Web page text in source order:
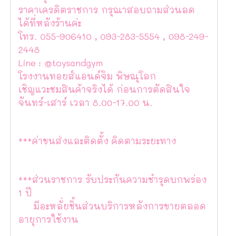
ราคาเครดิตราชการ กรุณาสอบถามส่วนลด
ได้ที่หลังร้านค่ะ
โทร. 055-906410 , 093-283-5554 , 098-249-
2448
Line : @toysandgym
โรงงานทอยส์แอนด์จิม พิษณุโลก
เชิญแวะชมสินค้าจริงได้ ก่อนการตัดสินใจ
จันทร์-เสาร์ เวลา 8.00-17.00 น.
***ค่าขนส่งและติดตั้ง คิดตามระยะทาง
***ส่วนราชการ รับประกันความชำรุดบกพร่อง
1 ปี
มีอะหลั่ยชิ้นส่วนบริการหลังการขายตลอด
อายุการใช้งาน